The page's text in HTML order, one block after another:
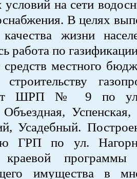
условий на сети
В целях
жизни
работа по
средств местного
от ШРП № 9 по
Объездная,
Усадебный.
ГРП по ул.
краевой программы
имущества в